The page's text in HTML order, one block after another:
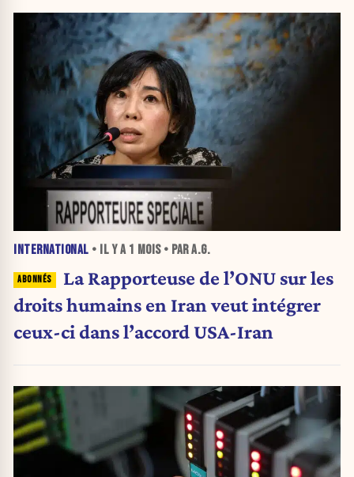
INTERNATIONAL • IL Y A 1 MOIS• PAR A.G.
La Rapporteuse de l’ONU sur les
droits humains en Iran veut intégrer
ceux-ci dans l’accord USA-Iran